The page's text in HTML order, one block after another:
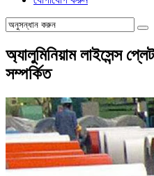
অ্যালুমিনিয়াম লাইসেন্স
সম্পর্কিত